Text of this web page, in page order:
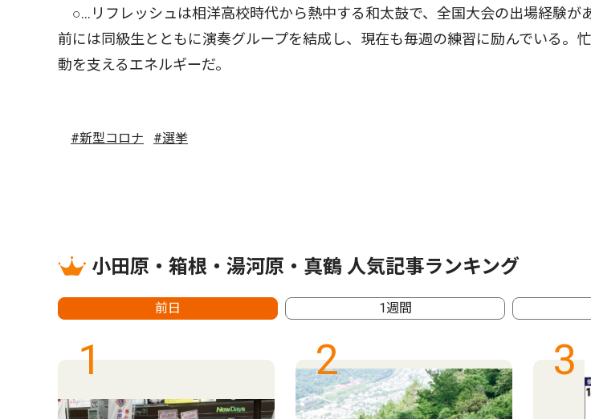
○…リフレッシュは相洋高校時代から熱中する和太鼓で、全国大会の出場経験が
前には同級生とともに演奏グループを結成し、現在も毎週の練習に励んでいる。
動を支えるエネルギーだ。
#新型コロナ #選挙
小田原・箱根・湯河原・真鶴 人気記事ランキング
前日 1週間
1 2 3